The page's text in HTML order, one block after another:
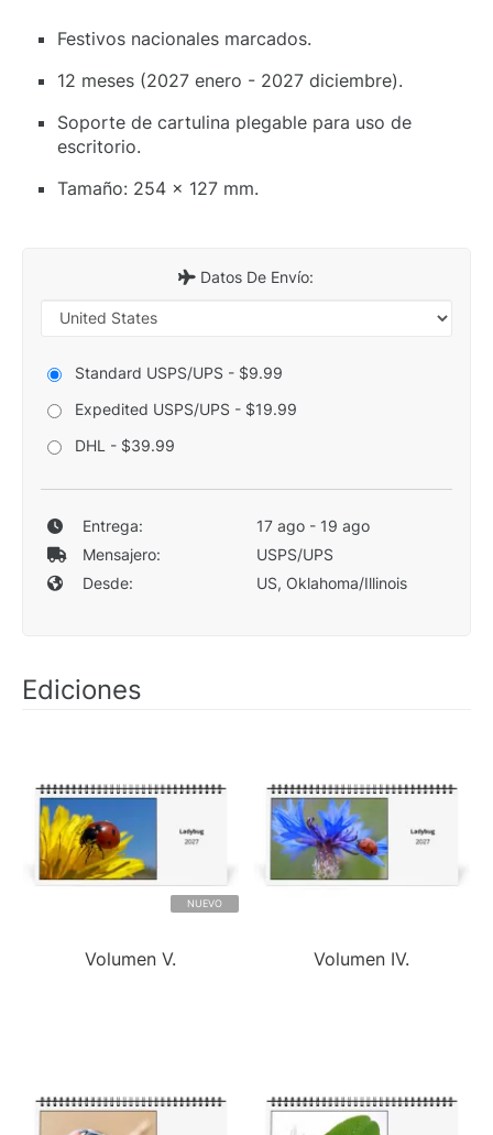
Festivos nacionales marcados.
12 meses (2027 enero - 2027 diciembre).
Soporte de cartulina plegable para uso de
escritorio.
Tamaño: 254 x 127 mm.
Datos De Envío:
Standard USPS/UPS - $9.99
Expedited USPS/UPS - $19.99
DHL - $39.99
Entrega:
17 ago - 19 ago
Mensajero:
USPS/UPS
Desde:
US, Oklahoma/Illinois
Ediciones
NUEVO
Volumen V. Volumen IV.